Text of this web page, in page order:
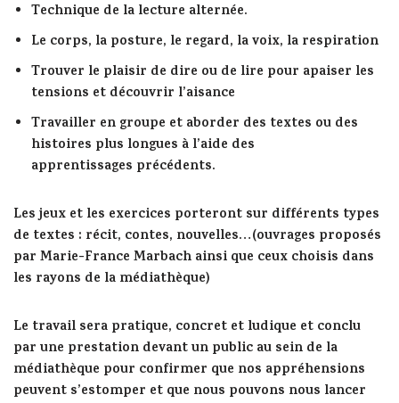
Technique de la lecture alternée.
Le corps, la posture, le regard, la voix, la respiration
Trouver le plaisir de dire ou de lire pour apaiser les
tensions et découvrir l’aisance
Travailler en groupe et aborder des textes ou des
histoires plus longues à l’aide des
apprentissages précédents.
Les jeux et les exercices porteront sur différents types
de textes : récit, contes, nouvelles…(ouvrages proposés
par Marie-France Marbach ainsi que ceux choisis dans
les rayons de la médiathèque)
Le travail sera pratique, concret et ludique et conclu
par une prestation devant un public au sein de la
médiathèque pour confirmer que nos appréhensions
peuvent s’estomper et que nous pouvons nous lancer